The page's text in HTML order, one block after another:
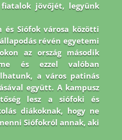
jövőjét, legyünk
és Siófok városa közötti
révén egyetemi
az ország második
és ezzel valóban
a város patinás
együtt. A kampusz
lesz a siófoki és
diákoknak, hogy ne
Siófokról annak, aki